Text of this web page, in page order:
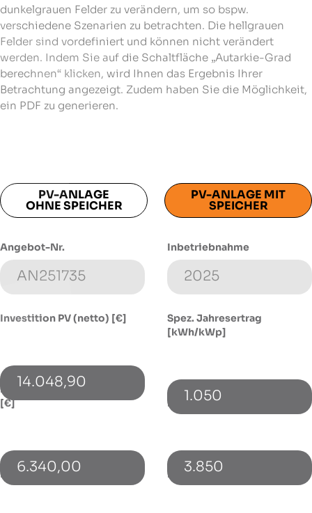
dunkelgrauen Felder zu verändern, um so bspw.
verschiedene Szenarien zu betrachten. Die hellgrauen
Felder sind vordefiniert und können nicht verändert
werden. Indem Sie auf die Schaltfläche „Autarkie-Grad
berechnen“ klicken, wird Ihnen das Ergebnis Ihrer
Betrachtung angezeigt. Zudem haben Sie die Möglichkeit,
ein PDF zu generieren.
PV-ANLAGE
OHNE SPEICHER
PV-ANLAGE MIT
SPEICHER
Angebot-Nr.
Investition PV (netto) [€]
14.048,90
Investition Speicher (netto)
[€]
6.340,00
PV-Leistung [kWp]
Inbetriebnahme
Spez. Jahresertrag
[kWh/kWp]
1.050
Energieverbrauch [kWh]
3.850
Bezugspreis [€/kWh]